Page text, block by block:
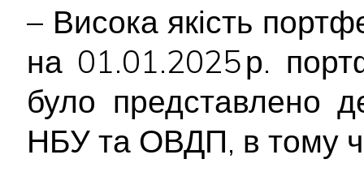
– Висока якість
на 01.01.2025 р.
було представлено
НБУ та ОВДП, в тому